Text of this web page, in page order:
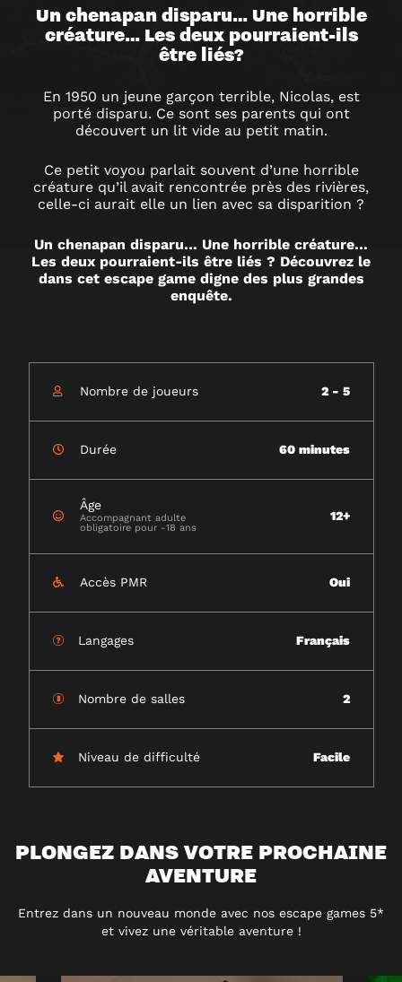
MYSTÉRIEUSE
DISPARITION
ESCAPE
GAME
À
BELFORT
Un chenapan disparu… Une horrible
créature… Les deux pourraient-ils
être liés?
En 1950 un jeune garçon terrible, Nicolas, est
porté disparu. Ce sont ses parents qui ont
découvert un lit vide au petit matin.
Ce petit voyou parlait souvent d’une horrible
créature qu’il avait rencontrée près des rivières,
celle-ci aurait elle un lien avec sa disparition ?
Un chenapan disparu… Une horrible créature…
Les deux pourraient-ils être liés ? Découvrez le
dans cet escape game digne des plus grandes
enquête.
Nombre de joueurs 2 - 5
Durée 60 minutes
Âge
Accompagnant adulte
obligatoire pour -18 ans
12+
Accès PMR Oui
Langages Français
Nombre de salles 2
Niveau de difficulté Facile
PLONGEZ DANS VOTRE PROCHAINE
AVENTURE
Entrez dans un nouveau monde avec nos escape games 5*
et vivez une véritable aventure !